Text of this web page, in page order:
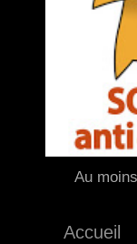
Au
Accueil